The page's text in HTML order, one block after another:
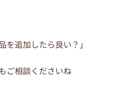
を追加したら良い？」
ご相談くださいね